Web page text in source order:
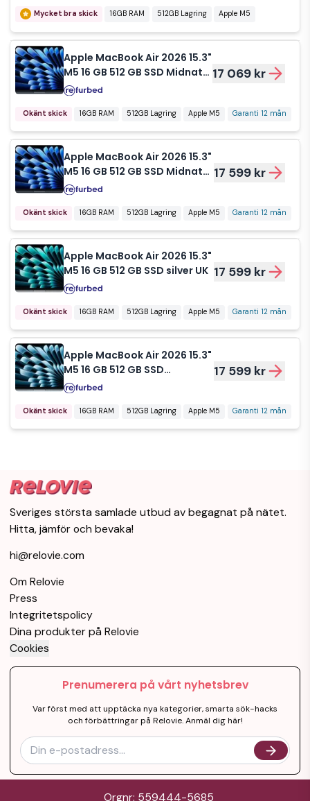
Mycket bra skick 16GB RAM 512GB Lagring Apple M5
Apple MacBook Air 2026 15.3"
M5 16 GB 512 GB SSD Midnatt
FR
17 069 kr
Okänt skick 16GB RAM 512GB Lagring Apple M5 Garanti 12 mån
Apple MacBook Air 2026 15.3"
M5 16 GB 512 GB SSD Midnatt
UK
17 599 kr
Okänt skick 16GB RAM 512GB Lagring Apple M5 Garanti 12 mån
Apple MacBook Air 2026 15.3"
M5 16 GB 512 GB SSD silver UK 17 599 kr
Okänt skick 16GB RAM 512GB Lagring Apple M5 Garanti 12 mån
Apple MacBook Air 2026 15.3"
M5 16 GB 512 GB SSD
himmelsblå UK
17 599 kr
Okänt skick 16GB RAM 512GB Lagring Apple M5 Garanti 12 mån
Sveriges största samlade utbud av begagnat på nätet.
Hitta, jämför och bevaka!
hi@relovie.com
Om Relovie
Press
Integritetspolicy
Dina produkter på Relovie
Cookies
Prenumerera på vårt nyhetsbrev
Var först med att upptäcka nya kategorier, smarta sök-hacks
och förbättringar på Relovie. Anmäl dig här!
Orgnr: 559444-5685